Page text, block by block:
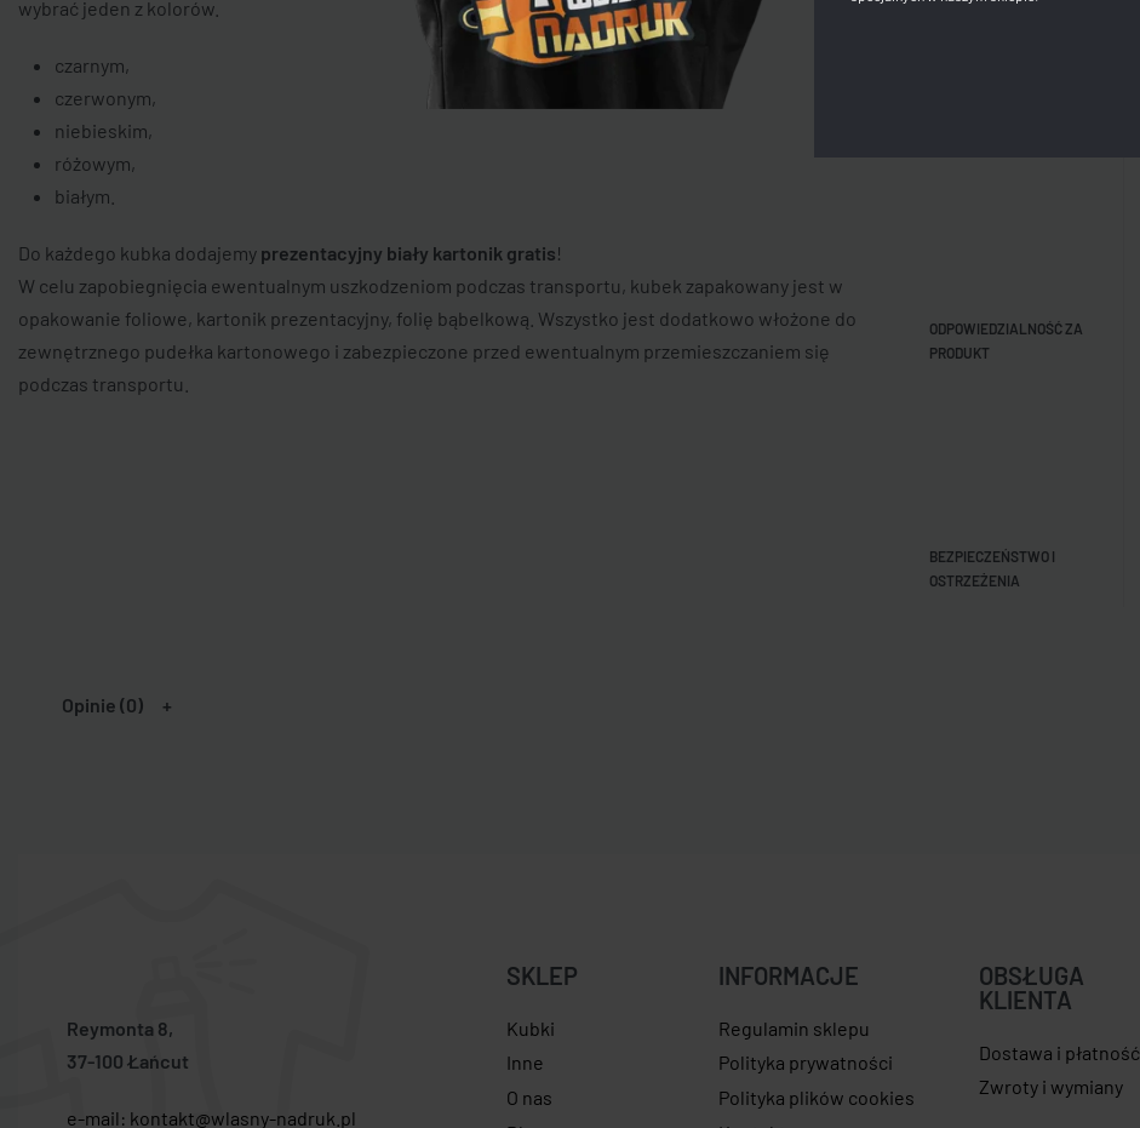
wybrać jeden z kolorów.
czarnym,
czerwonym,
niebieskim,
różowym,
białym.
Do każdego kubka dodajemy prezentacyjny biały kartonik gratis!
W celu zapobiegnięcia ewentualnym uszkodzeniom podczas transportu, kubek zapakowany jest w
opakowanie foliowe, kartonik prezentacyjny, folię bąbelkową. Wszystko jest dodatkowo włożone do
zewnętrznego pudełka kartonowego i zabezpieczone przed ewentualnym przemieszczaniem się
podczas transportu.
ODPOWIEDZIALNOŚĆ ZA
PRODUKT
BEZPIECZEŃSTWO I
OSTRZEŻENIA
Opinie (0)
Reymonta 8,
37-100 Łańcut
e-mail: kontakt@wlasny-nadruk.pl
SKLEP
Kubki
Inne
O nas
INFORMACJE
Regulamin sklepu
Polityka prywatności
Polityka plików cookies
OBSŁUGA
KLIENTA
Dostawa i płatność
Zwroty i wymiany